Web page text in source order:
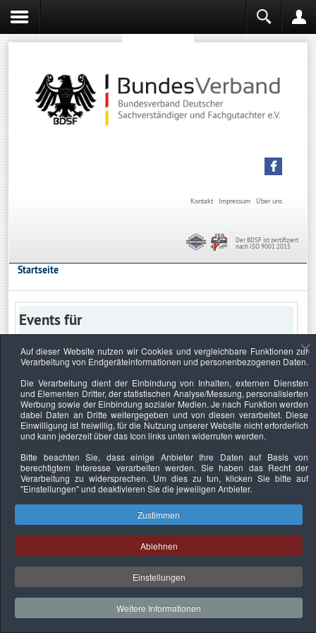
Über uns
Impressum
Kontakt
Der BDSF ist zertifiziert
nach ISO 9001:2015
Startseite
Events für
Keine Termine
Datenschutzerklärung Urheberrechtsnachweise Nachhaltigkeit
Copyright © 2026. Bundesverband Deutscher
Sachverständiger und Fachgutachter e.V..
Auf dieser Website nutzen wir Cookies und vergleichbare Funktionen zur
Verarbeitung von Endgeräteinformationen und personenbezogenen Daten.
Die Verarbeitung dient der Einbindung von Inhalten, externen Diensten
und Elementen Dritter, der statistischen Analyse/Messung, personalisierten
Werbung sowie der Einbindung sozialer Medien. Je nach Funktion werden
dabei Daten an Dritte weitergegeben und von diesen verarbeitet. Diese
Einwilligung ist freiwillig, für die Nutzung unserer Website nicht erforderlich
und kann jederzeit über das Icon links unten widerrufen werden.
Bitte beachten Sie, dass einige Anbieter Ihre Daten auf Basis von
berechtigtem Interesse verarbeiten werden. Sie haben das Recht der
Verarbeitung zu widersprechen. Um dies zu tun, klicken Sie bitte auf
"Einstellungen"und deaktivieren Sie die jeweiligen Anbieter.
Zustimmen
Ablehnen
Einstellungen
Weitere Informationen